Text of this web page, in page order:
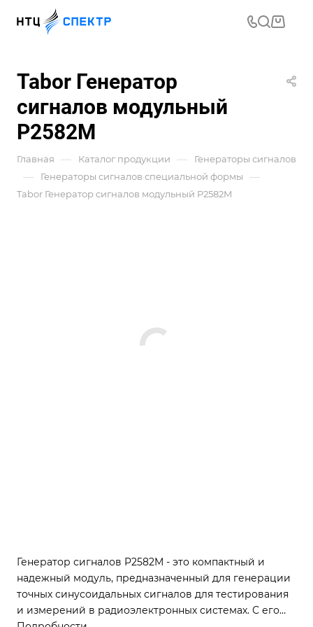
Tabor Генератор
сигналов модульный
P2582M
Главная — Каталог продукции — Генераторы сигналов
— Генераторы сигналов специальной формы —
Tabor Генератор сигналов модульный P2582M
Генератор сигналов P2582M - это компактный и
надежный модуль, предназначенный для генерации
точных синусоидальных сигналов для тестирования
и измерений в радиоэлектронных системах. С его